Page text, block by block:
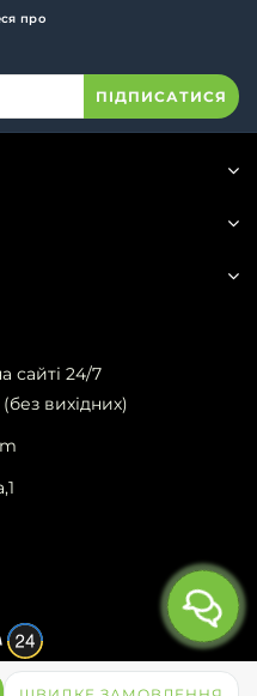
про
ПІДПИСАТИСЯ
сайті 24/7
(без вихідних)
© 2026